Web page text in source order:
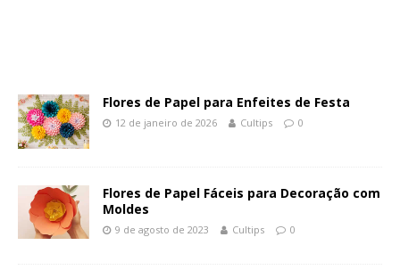
Flores de Papel para Enfeites de Festa
12 de janeiro de 2026 Cultips 0
Flores de Papel Fáceis para Decoração com
Moldes
9 de agosto de 2023 Cultips 0